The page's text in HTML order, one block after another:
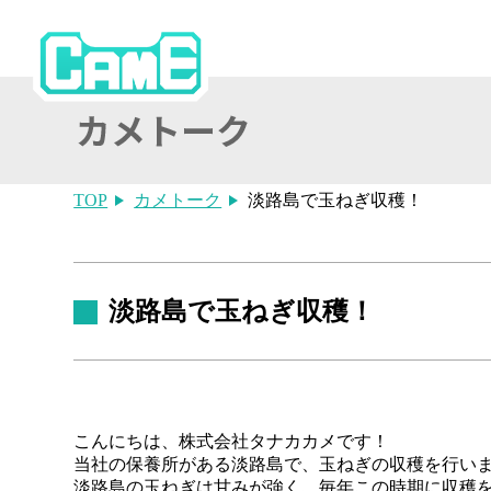
TOP カメトーク 淡路島で玉ねぎ収穫！
淡路島で玉ねぎ収穫！
こんにちは、株式会社タナカカメです！
当社の保養所がある淡路島で、玉ねぎの収穫を行いま
淡路島の玉ねぎは甘みが強く、毎年この時期に収穫